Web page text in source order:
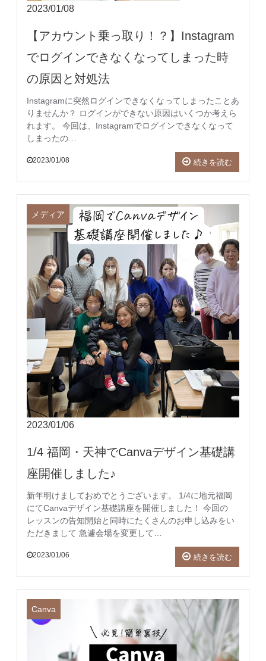
2023/01/08
【アカウント乗っ取り！？】Instagram
でログインできなくなってしまった時
の原因と対処法
Instagramに突然ログインできなくなってしまったことあ
りませんか？ ログインができない原因はいくつか考えら
れます。 今回は、Instagramでログインできなくなって
しまったの…
2023/01/08 続きを読む
メディア
2023/01/06
1/4 福岡・天神でCanvaデザイン基礎講
座開催しました♪
新年明けましておめでとうございます。 1/4に地元福岡
にてCanvaデザイン基礎講座を開催しました！ 今回の
レッスンの告知開始と同時にたくさんのお申し込みをい
ただきまして 急遽会場を変更して…
2023/01/06 続きを読む
Canva